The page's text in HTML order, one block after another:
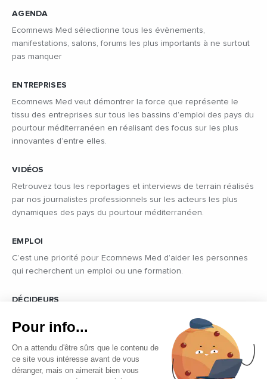
AGENDA
Ecomnews Med sélectionne tous les évènements,
manifestations, salons, forums les plus importants à ne surtout
pas manquer
ENTREPRISES
Ecomnews Med veut démontrer la force que représente le
tissu des entreprises sur tous les bassins d’emploi des pays du
pourtour méditerranéen en réalisant des focus sur les plus
innovantes d’entre elles.
VIDÉOS
Retrouvez tous les reportages et interviews de terrain réalisés
par nos journalistes professionnels sur les acteurs les plus
dynamiques des pays du pourtour méditerranéen.
EMPLOI
C’est une priorité pour Ecomnews Med d’aider les personnes
qui recherchent un emploi ou une formation.
DÉCIDEURS
Quels sont les décideurs qui font l’actualité économique et
politique des pays du pourtour de la Méditerranée.
Pour info...
On a attendu d'être sûrs que le contenu de
ce site vous intéresse avant de vous
déranger, mais on aimerait bien vous